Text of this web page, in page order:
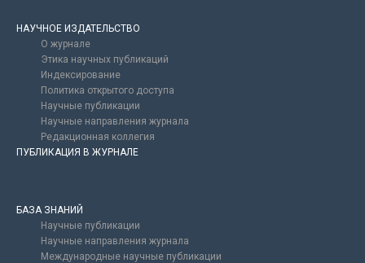
НАУЧНОЕ ИЗДАТЕЛЬСТВО
О журнале
Этика научных публикаций
Индексирование
Политика открытого доступа
Научные публикации
Научные направления журнала
Редакционная коллегия
ПУБЛИКАЦИЯ В ЖУРНАЛЕ
БАЗА ЗНАНИЙ
Научные публикации
Научные направления журнала
Международные научные публикации